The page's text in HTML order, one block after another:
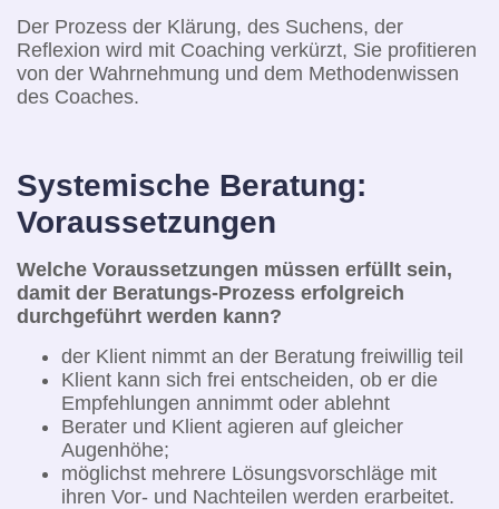
Der Prozess der Klärung, des Suchens, der
Reflexion wird mit Coaching verkürzt, Sie profitieren
von der Wahrnehmung und dem Methodenwissen
des Coaches.
Systemische Beratung:
Voraussetzungen
Welche Voraussetzungen müssen erfüllt sein,
damit der Beratungs-Prozess erfolgreich
durchgeführt werden kann?
der Klient nimmt an der Beratung freiwillig teil
Klient kann sich frei entscheiden, ob er die
Empfehlungen annimmt oder ablehnt
Berater und Klient agieren auf gleicher
Augenhöhe;
möglichst mehrere Lösungsvorschläge mit
ihren Vor- und Nachteilen werden erarbeitet.